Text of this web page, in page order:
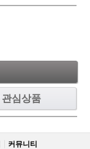
관심상품
커뮤니티